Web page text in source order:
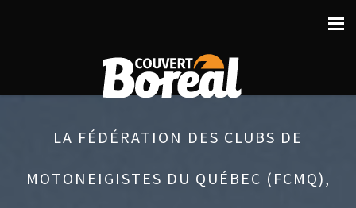
LA FÉDÉRATION DES CLUBS DE
MOTONEIGISTES DU QUÉBEC (FCMQ),